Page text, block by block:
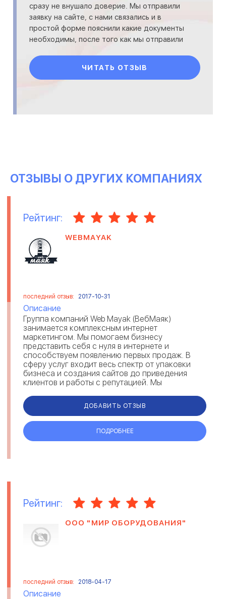
сразу не внушало доверие. Мы отправили
заявку на сайте, с нами связались и в
простой форме пояснили какие документы
необходимы, после того как мы отправили
ЧИТАТЬ ОТЗЫВ
ОТЗЫВЫ О ДРУГИХ КОМПАНИЯХ
Рейтинг:
WEBMAYAK
последний отзыв: 2017-10-31
Описание
Группа компаний Web Mayak (ВебМаяк)
занимается комплексным интернет
маркетингом. Мы помогаем бизнесу
представить себя с нуля в интернете и
способствуем появлению первых продаж. В
сферу услуг входит весь спектр от упаковки
бизнеса и создания сайтов до приведения
клиентов и работы с репутацией. Мы
занимаемся: - созданием сайтов/лендингов, -
seo - поисковым продв...
ДОБАВИТЬ ОТЗЫВ
ПОДРОБНЕЕ
Рейтинг:
ООО "МИР ОБОРУДОВАНИЯ"
последний отзыв: 2018-04-17
Описание